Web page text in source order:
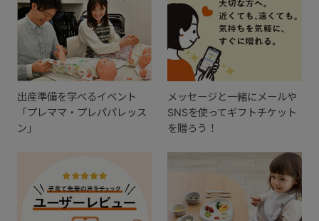
出産準備を学べるイベント
「プレママ・プレパパレッス
ン」
メッセージと一緒にメールや
SNSを使ってギフトチケット
を贈ろう！